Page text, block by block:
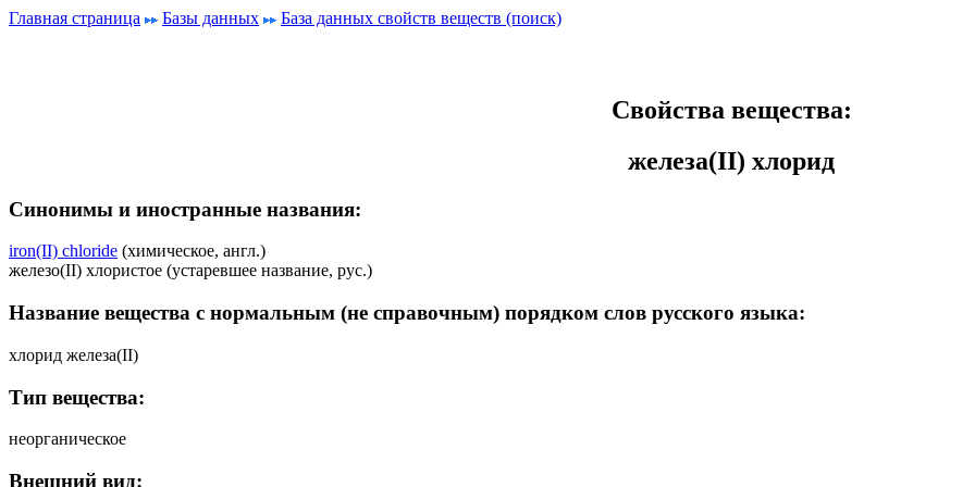
Главная страница Базы данных База данных свойств веществ (поиск)
Свойства вещества:
железа(II) хлорид
Синонимы и иностранные названия:
iron(II) chloride (химическое, англ.)
железо(II) хлористое (устаревшее название, рус.)
Название вещества с нормальным (не справочным) порядком слов русского языка:
хлорид железа(II)
Тип вещества:
неорганическое
Внешний вид: